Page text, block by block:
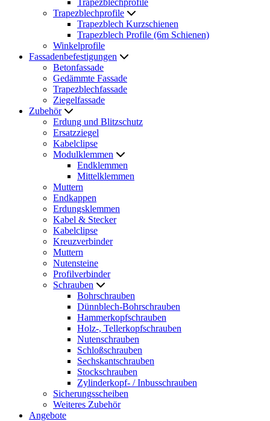
Trapezblechprofile
Trapezblech Kurzschienen
Trapezblech Profile (6m Schienen)
Winkelprofile
Fassadenbefestigungen
Betonfassade
Gedämmte Fassade
Trapezblechfassade
Ziegelfassade
Zubehör
Erdung und Blitzschutz
Ersatzziegel
Kabelclipse
Modulklemmen
Endklemmen
Mittelklemmen
Muttern
Endkappen
Erdungsklemmen
Kabel & Stecker
Kabelclipse
Kreuzverbinder
Muttern
Nutensteine
Profilverbinder
Schrauben
Bohrschrauben
Dünnblech-Bohrschrauben
Hammerkopfschrauben
Holz-, Tellerkopfschrauben
Nutenschrauben
Schloßschrauben
Sechskantschrauben
Stockschrauben
Zylinderkopf- / Inbusschrauben
Sicherungsscheiben
Weiteres Zubehör
Angebote